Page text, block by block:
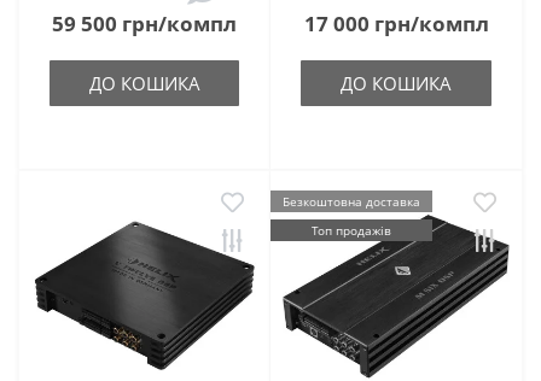
59 500 грн/компл
ДО КОШИКА
17 000 грн/компл
ДО КОШИКА
Безкоштовна доставка
Топ продажів